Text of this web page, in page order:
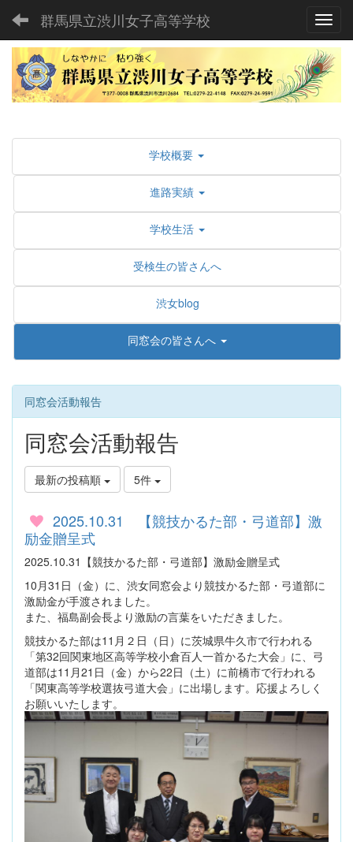
群馬県立渋川女子高等学校
学校概要
進路実績
学校生活
受検生の皆さんへ
渋女blog
同窓会の皆さんへ
同窓会活動報告
同窓会活動報告
最新の投稿順 5件
2025.10.31 【競技かるた部・弓道部】激
励金贈呈式
2025.10.31【競技かるた部・弓道部】激励金贈呈式
10月31日（金）に、渋女同窓会より競技かるた部・弓道部に
激励金が手渡されました。
また、福島副会長より激励の言葉をいただきました。
競技かるた部は11月２日（日）に茨城県牛久市で行われる
「第32回関東地区高等学校小倉百人一首かるた大会」に、弓
道部は11月21日（金）から22日（土）に前橋市で行われる
「関東高等学校選抜弓道大会」に出場します。応援よろしく
お願いいたします。